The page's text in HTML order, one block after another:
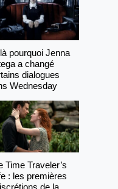
pourquoi Jenna
a changé
dialogues
Wednesday
Time Traveler’s
: les premières
de la